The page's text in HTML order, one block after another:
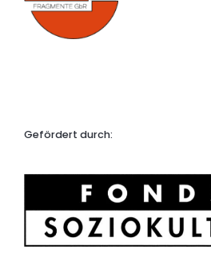
Gefördert durch: